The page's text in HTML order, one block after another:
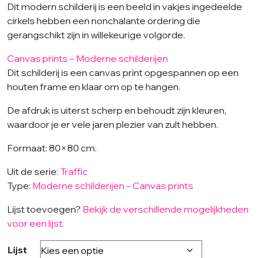
Dit modern schilderij is een beeld in vakjes ingedeelde
cirkels hebben een nonchalante ordering die
gerangschikt zijn in willekeurige volgorde.
Canvas prints – Moderne schilderijen
Dit schilderij is een canvas print opgespannen op een
houten frame en klaar om op te hangen.
De afdruk is uiterst scherp en behoudt zijn kleuren,
waardoor je er vele jaren plezier van zult hebben.
Formaat: 80×80 cm.
Uit de serie: Traffic
Type: Moderne schilderijen – Canvas prints
Lijst toevoegen? Bekijk de verschillende mogelijkheden
voor een lijst.
Lijst